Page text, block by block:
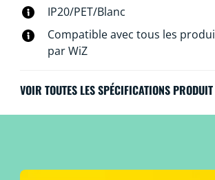
IP20/PET/Blanc
Compatible avec tous les
par WiZ
VOIR TOUTES LES SPÉCIFICATIONS PRODUIT